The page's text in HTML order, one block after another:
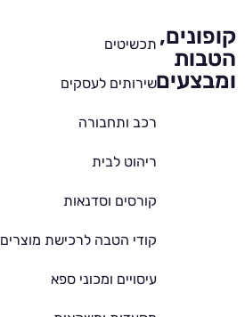
קופונים,
הטבות
ומבצעים
תכשיטים
שירותים לעסקים
רכב ותחבורה
ריהוט לבית
קורסים וסדנאות
קודי הטבה לרכישת מוצרים
עיסויים ומכוני ספא